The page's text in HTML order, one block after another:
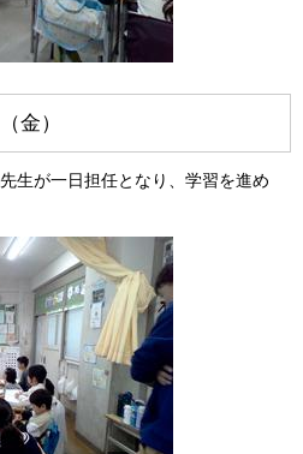
金）
生が一日担任となり、学習を進め